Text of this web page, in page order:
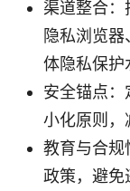
渠道整合
隐私浏览
体隐私保护
安全锚点：
小化原则，
教育与合规
政策，避免